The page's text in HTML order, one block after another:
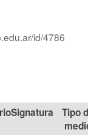
id/4786
Signatura
Tipo